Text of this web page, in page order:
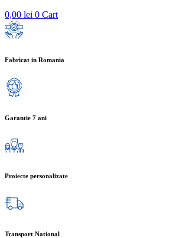
0,00 lei 0 Cart
Fabricat in Romania
Garantie 7 ani
Proiecte personalizate
Transport National